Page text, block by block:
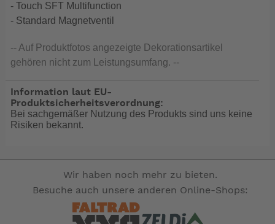
- Touch SFT Multifunction
- Standard Magnetventil
-- Auf Produktfotos angezeigte Dekorationsartikel
gehören nicht zum Leistungsumfang. --
Information laut EU-
Produktsicherheitsverordnung:
Bei sachgemäßer Nutzung des Produkts sind uns keine
Risiken bekannt.
Wir haben noch mehr zu bieten.
Besuche auch unsere anderen Online-Shops: